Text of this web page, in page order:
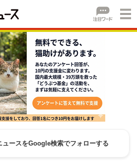
ュースをGoogle検索でフォローする